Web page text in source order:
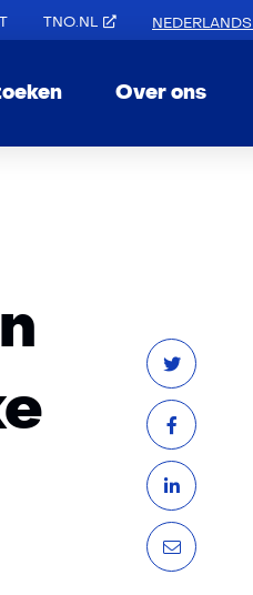
TNO.NL NEDERLANDS
Over ons